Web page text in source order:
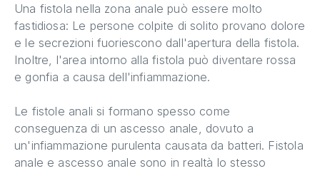
Una fistola nella zona anale può essere molto
fastidiosa: Le persone colpite di solito provano dolore
e le secrezioni fuoriescono dall'apertura della fistola.
Inoltre, l'area intorno alla fistola può diventare rossa
e gonfia a causa dell'infiammazione.
Le fistole anali si formano spesso come
conseguenza di un ascesso anale, dovuto a
un'infiammazione purulenta causata da batteri. Fistola
anale e ascesso anale sono in realtà lo stesso